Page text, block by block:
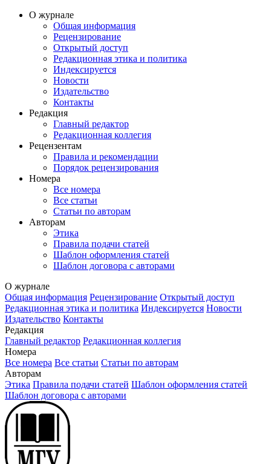
О журнале
Общая информация
Рецензирование
Открытый доступ
Редакционная этика и политика
Индекcируется
Новости
Издательство
Контакты
Редакция
Главный редактор
Редакционная коллегия
Рецензентам
Правила и рекомендации
Порядок рецензирования
Номера
Все номера
Все статьи
Статьи по авторам
Авторам
Этика
Правила подачи статей
Шаблон оформления статей
Шаблон договора с авторами
О журнале
Общая информация Рецензирование Открытый доступ
Редакционная этика и политика Индекcируется Новости
Издательство Контакты
Редакция
Главный редактор Редакционная коллегия
Номера
Все номера Все статьи Статьи по авторам
Авторам
Этика Правила подачи статей Шаблон оформления статей
Шаблон договора с авторами